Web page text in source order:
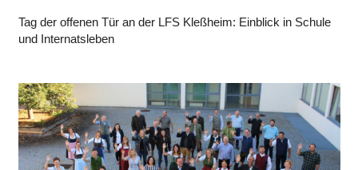
Tag der offenen Tür an der LFS Kleßheim: Einblick in Schule
und Internatsleben